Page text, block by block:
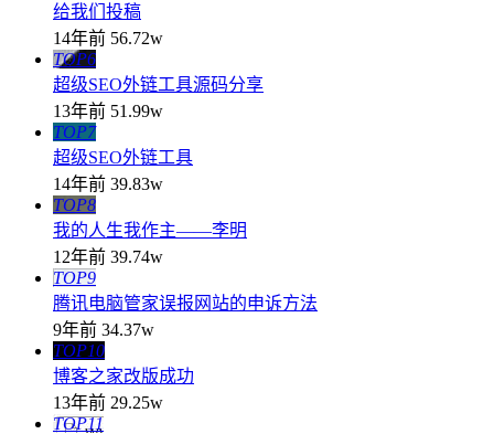
给我们投稿
14年前 56.72w
TOP6
超级SEO外链工具源码分享
13年前 51.99w
TOP7
超级SEO外链工具
14年前 39.83w
TOP8
我的人生我作主——李明
12年前 39.74w
TOP9
腾讯电脑管家误报网站的申诉方法
9年前 34.37w
TOP10
博客之家改版成功
13年前 29.25w
TOP11